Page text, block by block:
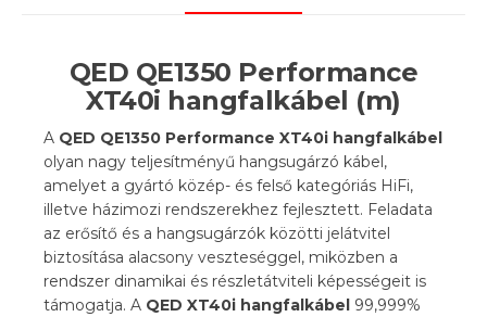
QED QE1350 Performance
XT40i hangfalkábel (m)
A QED QE1350 Performance XT40i hangfalkábel
olyan nagy teljesítményű hangsugárzó kábel,
amelyet a gyártó közép- és felső kategóriás HiFi,
illetve házimozi rendszerekhez fejlesztett. Feladata
az erősítő és a hangsugárzók közötti jelátvitel
biztosítása alacsony veszteséggel, miközben a
rendszer dinamikai és részletátviteli képességeit is
támogatja. A QED XT40i hangfalkábel 99,999%